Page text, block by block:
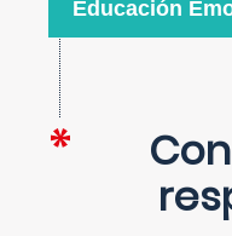
Educación